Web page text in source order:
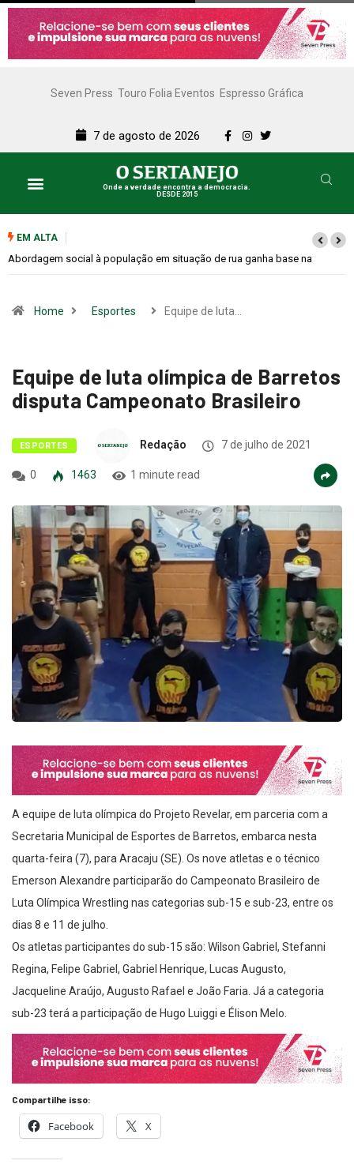
Seven Press Touro Folia Eventos Espresso Gráfica
7 de agosto de 2026
Onde a verdade encontra a democracia.
DESDE 2015
EM ALTA
Cemitérios terão horário especial e missas no Dia dos Pais
Home Esportes Equipe de luta…
Equipe de luta olímpica de Barretos
disputa Campeonato Brasileiro
ESPORTES Redação 7 de julho de 2021
0 1463 1 minute read
A equipe de luta olímpica do Projeto Revelar, em parceria com a
Secretaria Municipal de Esportes de Barretos, embarca nesta
quarta-feira (7), para Aracaju (SE). Os nove atletas e o técnico
Emerson Alexandre participarão do Campeonato Brasileiro de
Luta Olímpica Wrestling nas categorias sub-15 e sub-23, entre os
dias 8 e 11 de julho.
Os atletas participantes do sub-15 são: Wilson Gabriel, Stefanni
Regina, Felipe Gabriel, Gabriel Henrique, Lucas Augusto,
Jacqueline Araújo, Augusto Rafael e João Faria. Já a categoria
sub-23 terá a participação de Hugo Luiggi e Élison Melo.
Compartilhe isso:
Facebook X